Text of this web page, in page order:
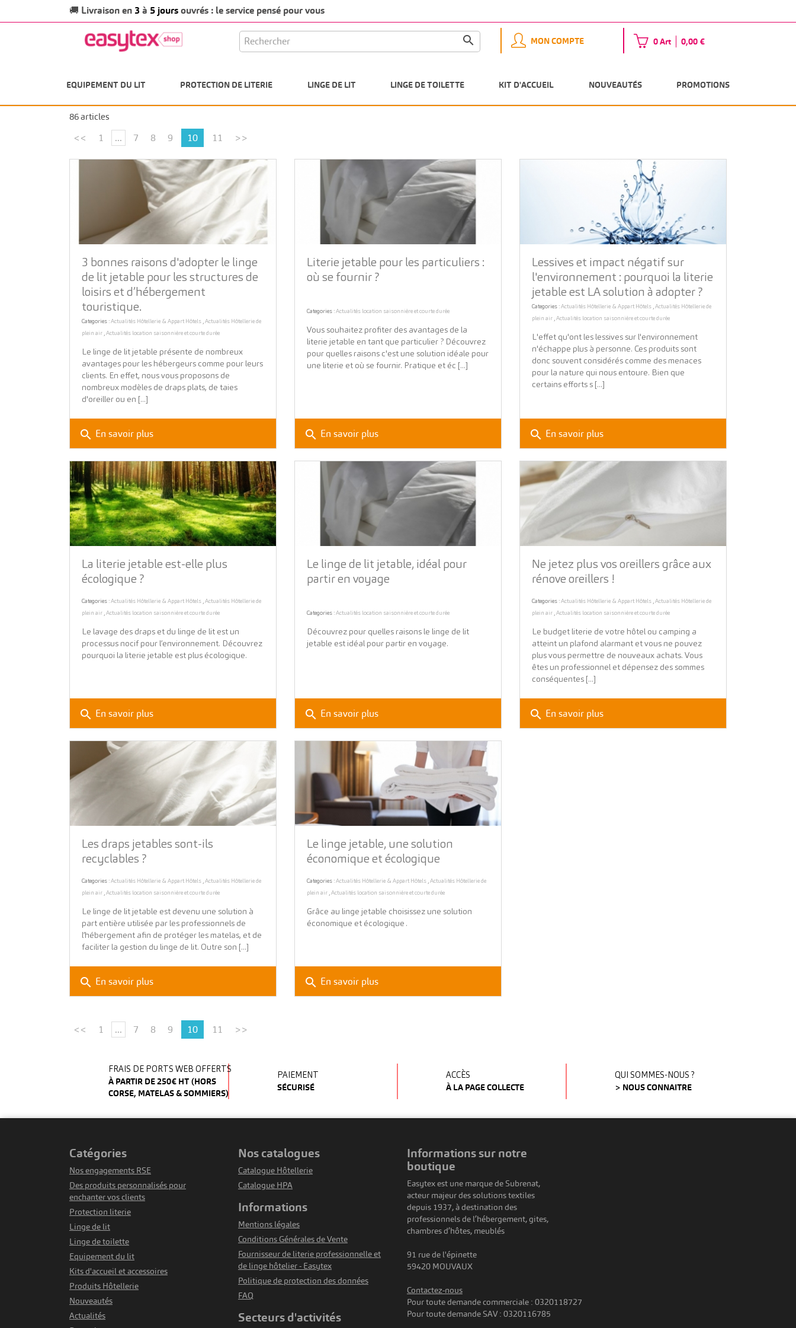
🚚 Livraison en 3 à 5 joursouvrés : le service pensé pour vous
 MON COMPTE 0 Art 0,00 €
EQUIPEMENT DU LIT PROTECTION DE LITERIE LINGE DE LIT LINGE DE TOILETTE KIT D'ACCUEIL NOUVEAUTÉS PROMOTIONS
86 articles
<< 1 ... 7 8 9 10 11 >>
3 bonnes raisons d'adopter le linge
de lit jetable pour les structures de
loisirs et d’hébergement
touristique.
Categories : Actualités Hôtellerie & Appart Hôtels , Actualités Hôtellerie de
plein air , Actualités location saisonnière et courte durée
Le linge de lit jetable présente de nombreux
avantages pour les hébergeurs comme pour leurs
clients. En effet, nous vous proposons de
nombreux modèles de draps plats, de taies
d'oreiller ou en [...]
search En savoir plus
Literie jetable pour les particuliers :
où se fournir ?
Categories : Actualités location saisonnière et courte durée
Vous souhaitez profiter des avantages de la
literie jetable en tant que particulier ? Découvrez
pour quelles raisons c'est une solution idéale pour
une literie et où se fournir. Pratique et éc [...]
search En savoir plus
Lessives et impact négatif sur
l'environnement : pourquoi la literie
jetable est LA solution à adopter ?
Categories : Actualités Hôtellerie & Appart Hôtels , Actualités Hôtellerie de
plein air , Actualités location saisonnière et courte durée
L'effet qu'ont les lessives sur l'environnement
n'échappe plus à personne. Ces produits sont
donc souvent considérés comme des menaces
pour la nature qui nous entoure. Bien que
certains efforts s [...]
search En savoir plus
La literie jetable est-elle plus
écologique ?
Categories : Actualités Hôtellerie & Appart Hôtels , Actualités Hôtellerie de
plein air , Actualités location saisonnière et courte durée
Le lavage des draps et du linge de lit est un
processus nocif pour l’environnement. Découvrez
pourquoi la literie jetable est plus écologique.
search En savoir plus
Le linge de lit jetable, idéal pour
partir en voyage
Categories : Actualités location saisonnière et courte durée
Découvrez pour quelles raisons le linge de lit
jetable est idéal pour partir en voyage.
search En savoir plus
Ne jetez plus vos oreillers grâce aux
rénove oreillers !
Categories : Actualités Hôtellerie & Appart Hôtels , Actualités Hôtellerie de
plein air , Actualités location saisonnière et courte durée
Le budget literie de votre hôtel ou camping a
atteint un plafond alarmant et vous ne pouvez
plus vous permettre de nouveaux achats. Vous
êtes un professionnel et dépensez des sommes
conséquentes [...]
search En savoir plus
Les draps jetables sont-ils
recyclables ?
Categories : Actualités Hôtellerie & Appart Hôtels , Actualités Hôtellerie de
plein air , Actualités location saisonnière et courte durée
Le linge de lit jetable est devenu une solution à
part entière utilisée par les professionnels de
l’hébergement afin de protéger les matelas, et de
faciliter la gestion du linge de lit. Outre son [...]
search En savoir plus
Le linge jetable, une solution
économique et écologique
Categories : Actualités Hôtellerie & Appart Hôtels , Actualités Hôtellerie de
plein air , Actualités location saisonnière et courte durée
Grâce au linge jetable choisissez une solution
économique et écologique .
search En savoir plus
<< 1 ... 7 8 9 10 11 >>
FRAIS DE PORTS WEB OFFERTS
À PARTIR DE 250€ HT (HORS
CORSE, MATELAS & SOMMIERS)
PAIEMENT
SÉCURISÉ
ACCÈS
À LA PAGE COLLECTE
QUI SOMMES-NOUS ?
> NOUS CONNAITRE
catégories
Nos engagements RSE
Des produits personnalisés pour
enchanter vos clients
Protection literie
Linge de lit
Linge de toilette
Equipement du lit
Kits d'accueil et accessoires
Produits Hôtellerie
Nouveautés
Actualités
nos catalogues
Catalogue Hôtellerie
Catalogue HPA
informations
Mentions légales
Conditions Générales de Vente
Fournisseur de literie professionnelle et
de linge hôtelier - Easytex
Politique de protection des données
FAQ
secteurs d'activités
informations sur notre
boutique
Easytex est une marque de Subrenat,
acteur majeur des solutions textiles
depuis 1937, à destination des
professionnels de l’hébergement, gites,
chambres d’hôtes, meublés
91 rue de l'épinette
59420 MOUVAUX
Contactez-nous
Pour toute demande commerciale : 0320118727
Pour toute demande SAV : 0320116785